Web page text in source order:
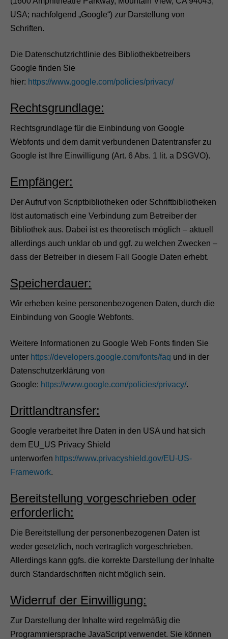
USA; nachfolgend „Google“) zur Darstellung von
Schriften.
Die Datenschutzrichtlinie des Bibliothekbetreibers
Google finden Sie
hier: https://www.google.com/policies/privacy/
Rechtsgrundlage:
Rechtsgrundlage für die Einbindung von Google
Webfonts und dem damit verbundenen Datentransfer zu
Google ist Ihre Einwilligung (Art. 6 Abs. 1 lit. a DSGVO).
Empfänger:
Der Aufruf von Scriptbibliotheken oder Schriftbibliotheken
löst automatisch eine Verbindung zum Betreiber der
Bibliothek aus. Dabei ist es theoretisch möglich – aktuell
allerdings auch unklar ob und ggf. zu welchen Zwecken –
dass der Betreiber in diesem Fall Google Daten erhebt.
Speicherdauer:
Wir erheben keine personenbezogenen Daten, durch die
Einbindung von Google Webfonts.
Weitere Informationen zu Google Web Fonts finden Sie
unter https://developers.google.com/fonts/faq und in der
Datenschutzerklärung von
Google: https://www.google.com/policies/privacy/.
Drittlandtransfer:
Google verarbeitet Ihre Daten in den USA und hat sich
dem EU_US Privacy Shield
unterworfen https://www.privacyshield.gov/EU-US-
Framework.
Bereitstellung vorgeschrieben oder
erforderlich:
Die Bereitstellung der personenbezogenen Daten ist
weder gesetzlich, noch vertraglich vorgeschrieben.
Allerdings kann ggfs. die korrekte Darstellung der Inhalte
durch Standardschriften nicht möglich sein.
Widerruf der Einwilligung:
Zur Darstellung der Inhalte wird regelmäßig die
Programmiersprache JavaScript verwendet. Sie können